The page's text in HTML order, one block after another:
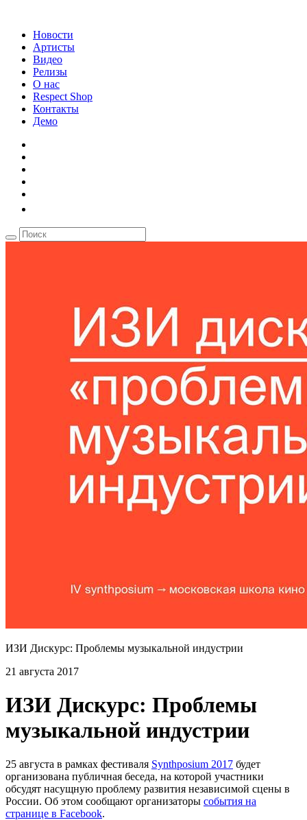
Новости
Артисты
Видео
Релизы
О нас
Respect Shop
Контакты
Демо
ИЗИ Дискурс: Проблемы музыкальной индустрии
21 августа 2017
ИЗИ Дискурс: Проблемы
музыкальной индустрии
25 августа в рамках фестиваля Synthposium 2017 будет
организована публичная беседа, на которой участники
обсудят насущную проблему развития независимой сцены в
России. Об этом сообщают организаторы события на
странице в Facebook.